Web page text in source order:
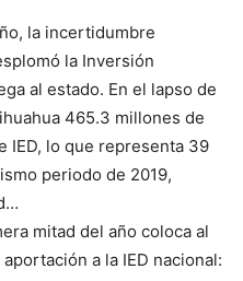
la incertidumbre
la Inversión
al estado. En el lapso de
465.3 millones de
IED, lo que representa 39
periodo de 2019,
mitad del año coloca al
a la IED nacional: